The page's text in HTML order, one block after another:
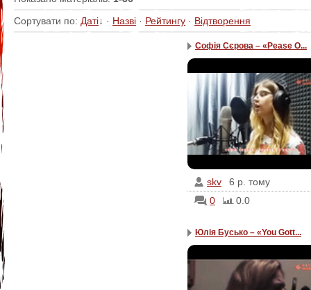
Сортувати по: Даті↓ · Назві · Рейтингу · Відтворення
Софія Сєрова – «Pease O...
skv
6 р. тому
0
0.0
Юлія Бусько – «You Gott...